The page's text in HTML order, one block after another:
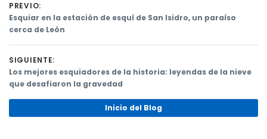
Navegación
de
entradas
PREVIO:
Previous
post:
Esquiar en la estación de esquí de San Isidro, un paraíso
cerca de León
SIGUIENTE:
Next
post:
Los mejores esquiadores de la historia: leyendas de la nieve
que desafiaron la gravedad
Inicio del Blog